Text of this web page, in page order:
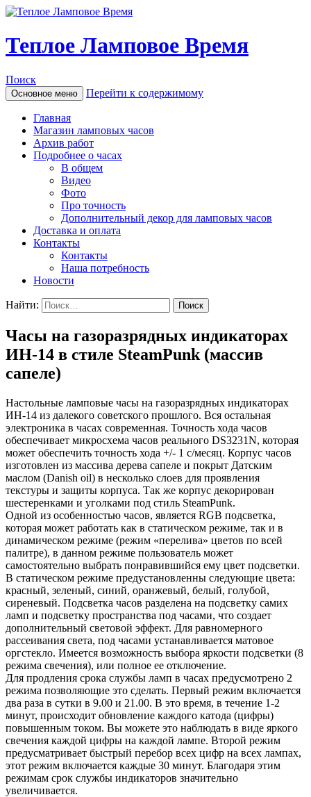
Теплое Ламповое Время
Поиск
Основное меню Перейти к содержимому
Главная
Магазин ламповых часов
Архив работ
Подробнее о часах
В общем
Видео
Фото
Про точность
Дополнительный декор для ламповых часов
Доставка и оплата
Контакты
Контакты
Наша потребность
Новости
Найти:
Часы на газоразрядных индикаторах
ИН-14 в стиле SteamPunk (массив
сапеле)
Настольные ламповые часы на газоразрядных индикаторах
ИН-14 из далекого советского прошлого. Вся остальная
электроника в часах современная. Точность хода часов
обеспечивает микросхема часов реального DS3231N, которая
может обеспечить точность хода +/- 1 с/месяц. Корпус часов
изготовлен из массива дерева сапеле и покрыт Датским
маслом (Danish oil) в несколько слоев для проявления
текстуры и защиты корпуса. Так же корпус декорирован
шестеренками и уголками под стиль SteamPunk.
Одной из особенностью часов, является RGB подсветка,
которая может работать как в статическом режиме, так и в
динамическом режиме (режим «перелива» цветов по всей
палитре), в данном режиме пользователь может
самостоятельно выбрать понравившийся ему цвет подсветки.
В статическом режиме предустановленны следующие цвета:
красный, зеленый, синий, оранжевый, белый, голубой,
сиреневый. Подсветка часов разделена на подсветку самих
ламп и подсветку пространства под часами, что создает
дополнительный световой эффект. Для равномерного
рассеивания света, под часами устанавливается матовое
оргстекло. Имеется возможность выбора яркости подсветки (8
режима свечения), или полное ее отключение.
Для продления срока службы ламп в часах предусмотрено 2
режима позволяющие это сделать. Первый режим включается
два раза в сутки в 9.00 и 21.00. В это время, в течение 1-2
минут, происходит обновление каждого катода (цифры)
повышенным током. Вы можете это наблюдать в виде яркого
свечения каждой цифры на каждой лампе. Второй режим
предусматривает быстрый перебор всех цифр на всех лампах,
этот режим включается каждые 30 минут. Благодаря этим
режимам срок службы индикаторов значительно
увеличивается.